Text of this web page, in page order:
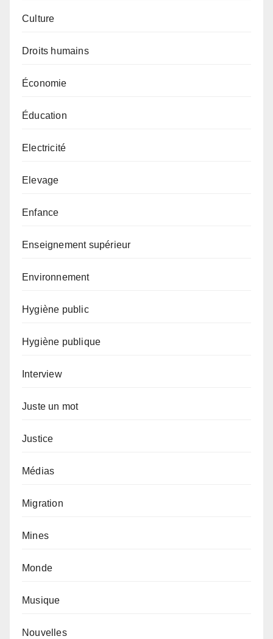
Culture
Droits humains
Économie
Éducation
Electricité
Elevage
Enfance
Enseignement supérieur
Environnement
Hygiène public
Hygiène publique
Interview
Juste un mot
Justice
Médias
Migration
Mines
Monde
Musique
Nouvelles